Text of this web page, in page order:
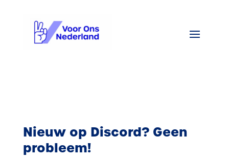
Nieuw op Discord? Geen
probleem!